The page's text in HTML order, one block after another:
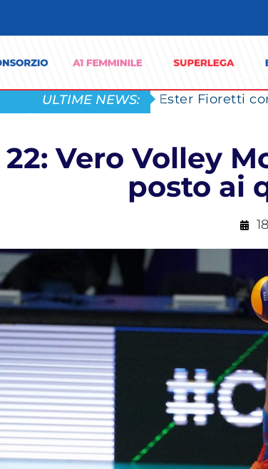
ULTIME NEWS: Ester Fioretti
22: Vero Volley
posto ai